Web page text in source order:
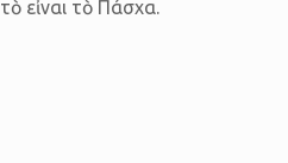
εἶναι τὸ Πάσχα.